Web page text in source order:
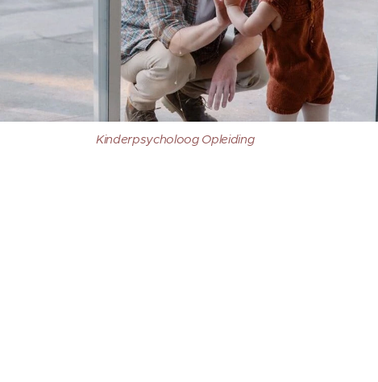
Kinderpsycholoog Opleiding